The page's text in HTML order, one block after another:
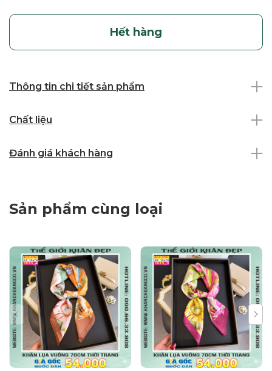
Hết hàng
Thông tin chi tiết sản phẩm
Chất liệu
Đánh giá khách hàng
Sản phẩm cùng loại